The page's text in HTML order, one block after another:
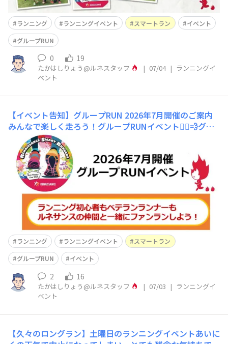
ランニング ランニングイベント スマートラン
イベント
グループRUN
0 19
たかはしりょう@ルネスタッフ | 07/04 | ランニングイ
ベント
【イベント告知】グループRUN 2026年7月開催のご案内
みんなで楽しく走ろう！グループRUNイベント🏃‍♀️💨グル
ープRUNは、それぞれの走力に合わせて無理なく楽しめ
る"ファンラン"イベント🌈美しい景色を眺めたり、仲間と
の会話を楽しみながら走れるので、普段のランニングとは
一味違う心地よさがあります。🌙🎐みんなで一緒に体を動
かして、心も体も爽快にリフレッシ
ランニング ランニングイベント
スマートラン
グループRUN
イベント
2 16
たかはしりょう@ルネスタッフ | 07/03 | ランニングイ
ベント
【久々のロングラン】土曜日のランニングイベントあいに